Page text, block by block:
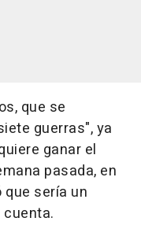
que se
guerras", ya
ganar el
pasada, en
sería un